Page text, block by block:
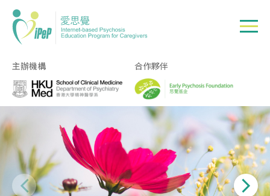
Skip to main content
主辦機構 合作夥伴